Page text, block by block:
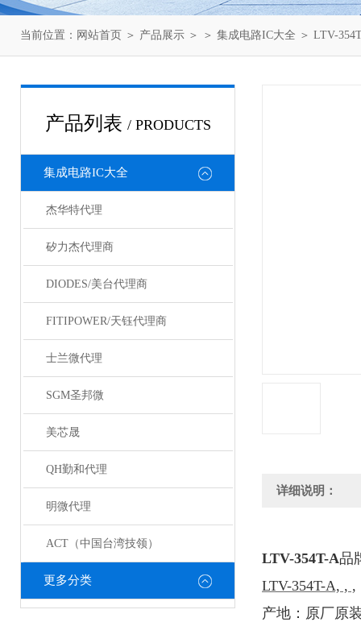
当前位置： 网站首页 ＞ 产品展示 ＞ ＞ 集成电路IC大全 ＞ LTV-
产品列表 / PRODUCTS
集成电路IC大全
杰华特代理
矽力杰代理商
DIODES/美台代理商
FITIPOWER/天钰代理商
士兰微代理
SGM圣邦微
美芯晟
QH勤和代理
明微代理
ACT（中国台湾技领）
更多分类
详细说明：
LTV-354T-A品
LTV-354T-A, , ,
产地：原厂原